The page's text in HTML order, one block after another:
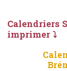
Calendriers
imprimer ⤵